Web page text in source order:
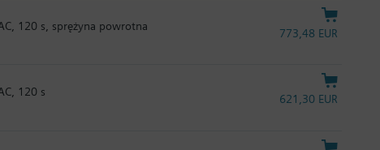
120 s, sprężyna powrotna
773,48 EUR
120 s
621,30 EUR